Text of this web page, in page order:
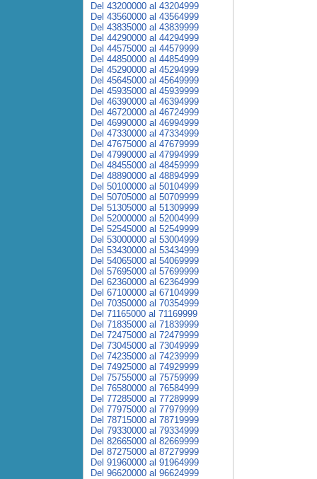
Del 43200000 al 43204999
Del 43560000 al 43564999
Del 43835000 al 43839999
Del 44290000 al 44294999
Del 44575000 al 44579999
Del 44850000 al 44854999
Del 45290000 al 45294999
Del 45645000 al 45649999
Del 45935000 al 45939999
Del 46390000 al 46394999
Del 46720000 al 46724999
Del 46990000 al 46994999
Del 47330000 al 47334999
Del 47675000 al 47679999
Del 47990000 al 47994999
Del 48455000 al 48459999
Del 48890000 al 48894999
Del 50100000 al 50104999
Del 50705000 al 50709999
Del 51305000 al 51309999
Del 52000000 al 52004999
Del 52545000 al 52549999
Del 53000000 al 53004999
Del 53430000 al 53434999
Del 54065000 al 54069999
Del 57695000 al 57699999
Del 62360000 al 62364999
Del 67100000 al 67104999
Del 70350000 al 70354999
Del 71165000 al 71169999
Del 71835000 al 71839999
Del 72475000 al 72479999
Del 73045000 al 73049999
Del 74235000 al 74239999
Del 74925000 al 74929999
Del 75755000 al 75759999
Del 76580000 al 76584999
Del 77285000 al 77289999
Del 77975000 al 77979999
Del 78715000 al 78719999
Del 79330000 al 79334999
Del 82665000 al 82669999
Del 87275000 al 87279999
Del 91960000 al 91964999
Del 96620000 al 96624999